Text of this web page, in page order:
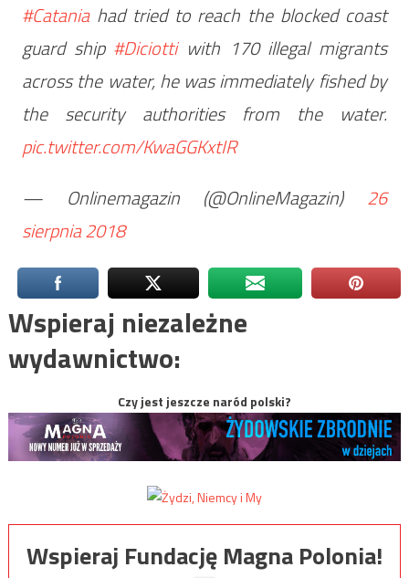
#Cataniahad tried to reach the blocked coast
guard ship #Diciottiwith 170 illegal migrants
across the water, he was immediately fished by
the security authorities from the water.
pic.twitter.com/KwaGGKxtIR
— Onlinemagazin (@OnlineMagazin) 26
sierpnia 2018
Wspieraj niezależne
wydawnictwo:
Czy jest jeszcze naród polski?
Wspieraj Fundację Magna Polonia!